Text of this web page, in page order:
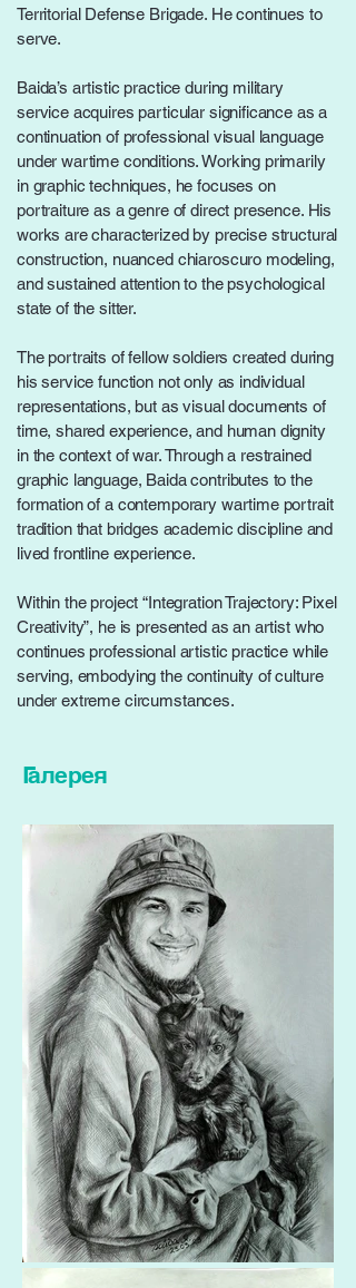
Territorial Defense Brigade. He continues to
serve.
Baida’s artistic practice during military
service acquires particular significance as a
continuation of professional visual language
under wartime conditions. Working primarily
in graphic techniques, he focuses on
portraiture as a genre of direct presence. His
works are characterized by precise structural
construction, nuanced chiaroscuro modeling,
and sustained attention to the psychological
state of the sitter.
The portraits of fellow soldiers created during
his service function not only as individual
representations, but as visual documents of
time, shared experience, and human dignity
in the context of war. Through a restrained
graphic language, Baida contributes to the
formation of a contemporary wartime portrait
tradition that bridges academic discipline and
lived frontline experience.
Within the project “Integration Trajectory: Pixel
Creativity”, he is presented as an artist who
continues professional artistic practice while
serving, embodying the continuity of culture
under extreme circumstances.
Галерея